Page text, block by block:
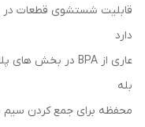
قابلیت شستشوی قطعات
دارد
عاری از BPA در بخش های پلاستیکی در تماس با مواد غذایی
بله
محفظه برای جمع كردن سیم